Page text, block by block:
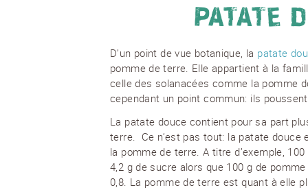
PATATE
D’un point de vue botanique, la patate
pomme de terre. Elle appartient à la
celle des solanacées comme la pomme
cependant un point commun: ils
La patate douce contient pour sa part
terre. Ce n’est pas tout: la patate douce
la pomme de terre. A titre d’exemple,
4,2 g de sucre alors que 100 g de
0,8. La pomme de terre est quant à elle